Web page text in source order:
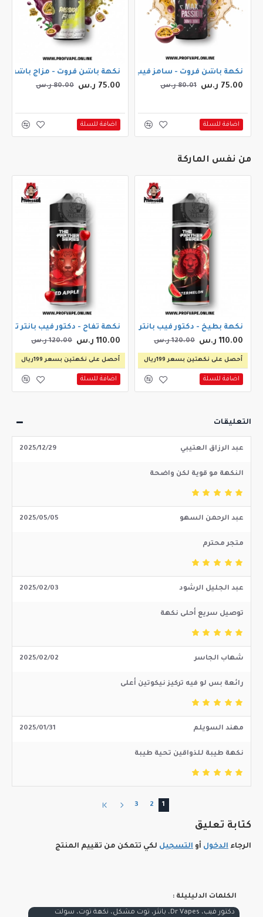
سلو بلو 30مل
نكهة باشن فروت - سامز فيب ماكس باشن فروت 30مل
75.00 ر.س 80.01 ر.س
اضافة للسلة
نكهة باشن فروت - مزاج باشن فروت
75.00 ر.س 80.00 ر.س
اضافة للسلة
من نفس الماركة
نكهة بطيخ - دكتور فيب بانثر بطيخ 120مل
110.00 ر.س 120.00 ر.س
أحصل على نكهتين بسعر 199ريال
اضافة للسلة
نكهة تفاح - دكتور فيب بانثر تفاح
110.00 ر.س 120.00 ر.س
أحصل على نكهتين بسعر 199ريال
اضافة للسلة
التعليقات
عبد الرزاق العتيبي 2025/12/29
النكهة مو قوية لكن واضحة
عبد الرحمن السهو 2025/05/05
متجر محترم
عبد الجليل الرشود 2025/02/03
توصيل سريع أحلى نكهة
شهاب الجاسر 2025/02/02
رائعة بس لو فيه تركيز نيكوتين أعلى
مهند السويلم 2025/01/31
نكهة طيبة للذواقين تحية طيبة
1
2
3
كتابة تعليق
الرجاء الدخول أو التسجيل لكي تتمكن من تقييم المنتج
الكلمات الدليليلة :
دكتور فيب، Dr Vapes، بانثر، توت مشكل، نكهة توت، سولت